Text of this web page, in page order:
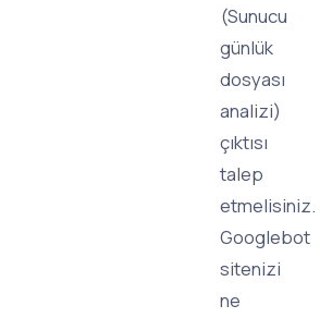
(Sunucu
günlük
dosyası
analizi)
çıktısı
talep
etmelisiniz.
Googlebot
sitenizi
ne